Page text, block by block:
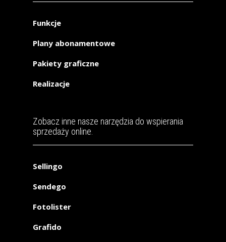
Funkcje
Plany abonamentowe
Pakiety graficzne
Realizacje
Zobacz inne nasze narzędzia do wspierania
sprzedaży online.
Sellingo
Sendego
Fotolister
Grafido